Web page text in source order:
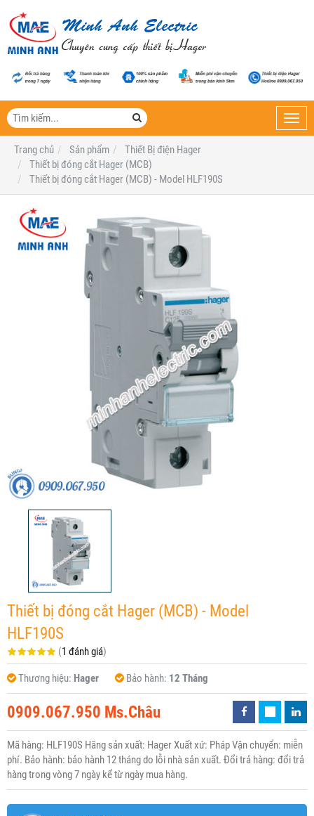
Trang chủ
Sản phẩm
Thiết Bị điện Hager
Thiết bị đóng cắt Hager (MCB)
Thiết bị đóng cắt Hager (MCB) - Model HLF190S
Thiết bị đóng cắt Hager (MCB) - Model
HLF190S
(1 đánh giá)
Thương hiệu: Hager Bảo hành: 12 Tháng
0909.067.950 Ms.Châu
Mã hàng: HLF190S Hãng sản xuất: Hager Xuất xứ: Pháp Vận chuyển: miễn
phí. Bảo hành: bảo hành 12 tháng do lỗi nhà sản xuất. Đổi trả hàng: đổi trả
hàng trong vòng 7 ngày kể từ ngày mua hàng.